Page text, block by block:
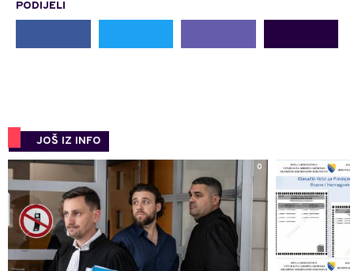
PODIJELI
JOŠ IZ INFO
0